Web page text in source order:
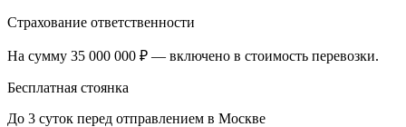
Страхование ответственности
На сумму 35 000 000 ₽ — включено в стоимость перевозки.
Бесплатная стоянка
До 3 суток перед отправлением в Москве